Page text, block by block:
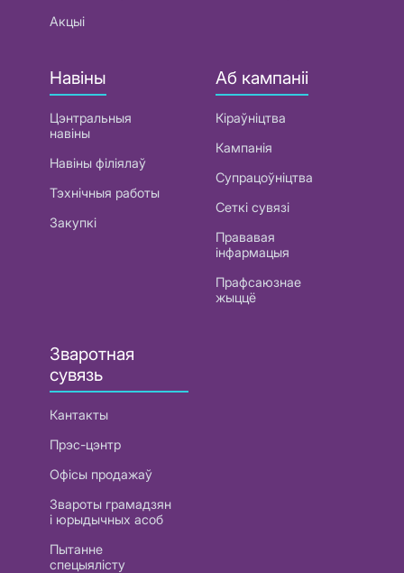
Акцыі
Навіны
Цэнтральныя
навіны
Навіны філіялаў
Тэхнічныя работы
Закупкі
Аб кампаніі
Кіраўніцтва
Кампанія
Супрацоўніцтва
Сеткі сувязі
Прававая
інфармацыя
Прафсаюзнае
жыццё
Зваротная
сувязь
Кантакты
Прэс-цэнтр
Офісы продажаў
Звароты грамадзян
і юрыдычных асоб
Пытанне
спецыялісту